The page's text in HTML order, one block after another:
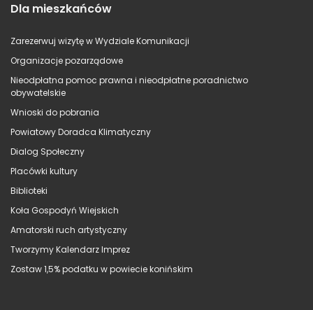
Dla mieszkańców
Zarezerwuj wizytę w Wydziale Komunikacji
Organizacje pozarządowe
Nieodpłatna pomoc prawna i nieodpłatne poradnictwo
obywatelskie
Wnioski do pobrania
Powiatowy Doradca Klimatyczny
Dialog Społeczny
Placówki kultury
Biblioteki
Koła Gospodyń Wiejskich
Amatorski ruch artystyczny
Tworzymy Kalendarz Imprez
Zostaw 1,5% podatku w powiecie konińskim